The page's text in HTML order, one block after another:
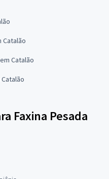
Catalão
Catalão
Faxina Pesada